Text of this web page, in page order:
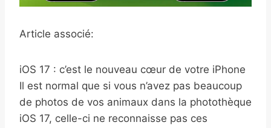
Article associé:
iOS 17 : c’est le nouveau cœur de votre iPhone
Il est normal que si vous n’avez pas beaucoup
de photos de vos animaux dans la photothèque
iOS 17, celle-ci ne reconnaisse pas ces